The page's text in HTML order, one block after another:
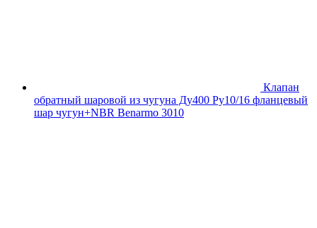
Клапан
обратный шаровой из чугуна Ду400 Ру10/16 фланцевый
шар чугун+NBR Benarmo 3010